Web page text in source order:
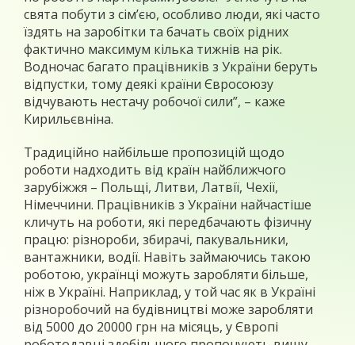
свята побути з сім’єю, особливо люди, які часто
їздять на заробітки та бачать своїх рідних
фактично максимум кілька тижнів на рік.
Водночас багато працівників з України беруть
відпустки, тому деякі країни Євросоюзу
відчувають нестачу робочої сили”, – каже
Кирильєвніна.
Традиційно найбільше пропозицій щодо
роботи надходить від країн найближчого
зарубіжжя – Польщі, Литви, Латвії, Чехії,
Німеччини. Працівників з України найчастіше
кличуть на роботи, які передбачають фізичну
працю: різнороби, збирачі, пакувальники,
вантажники, водії. Навіть займаючись такою
роботою, українці можуть заробляти більше,
ніж в Україні. Наприклад, у той час як в Україні
різноробочий на будівництві може заробляти
від 5000 до 20000 грн на місяць, у Європі